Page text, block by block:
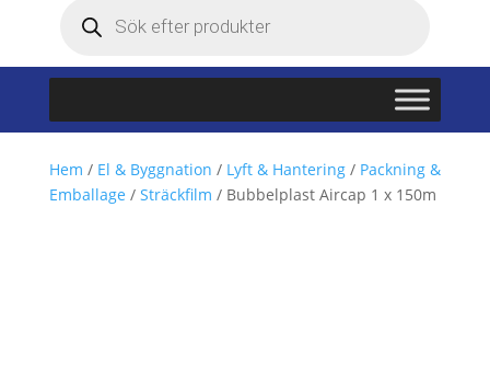
Hem / El & Byggnation / Lyft & Hantering/ Packning &
Emballage / Sträckfilm / Bubbelplast Aircap 1 x 150m